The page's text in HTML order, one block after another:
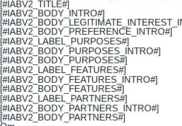
[#IABV2_TITLE#]
[#IABV2_BODY_INTRO#]
[#IABV2_BODY_PREFERENCE_INTRO#]
[#IABV2_LABEL_PURPOSES#]
[#IABV2_BODY_PURPOSES_INTRO#]
[#IABV2_BODY_PURPOSES#]
[#IABV2_LABEL_FEATURES#]
[#IABV2_BODY_FEATURES_INTRO#]
[#IABV2_BODY_FEATURES#]
[#IABV2_LABEL_PARTNERS#]
[#IABV2_BODY_PARTNERS_INTRO#]
[#IABV2_BODY_PARTNERS#]